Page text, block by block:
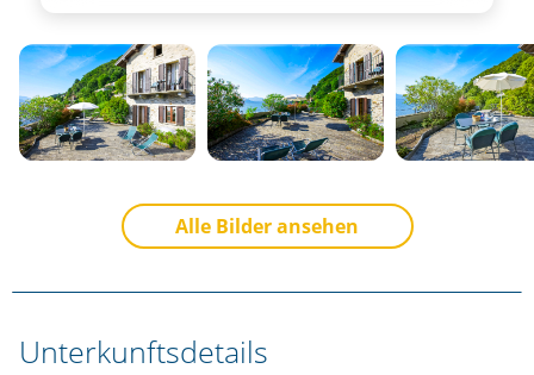
Alle Bilder ansehen
Unterkunftsdetails